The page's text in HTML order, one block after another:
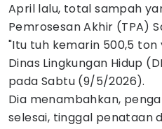
April lalu, total sampah
Pemrosesan Akhir (TPA)
"Itu tuh kemarin 500,5 ton
Dinas Lingkungan Hidup
pada Sabtu (9/5/2026).
Dia menambahkan,
selesai, tinggal penataan